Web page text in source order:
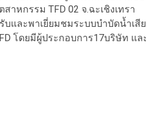
หกรรม TFD 02 จ.ฉะเชิงเทรา
และพาเยี่ยมชมระบบบำบัดน้ำเสีย
โดยมีผู้ประกอบการ17บริษัท แล